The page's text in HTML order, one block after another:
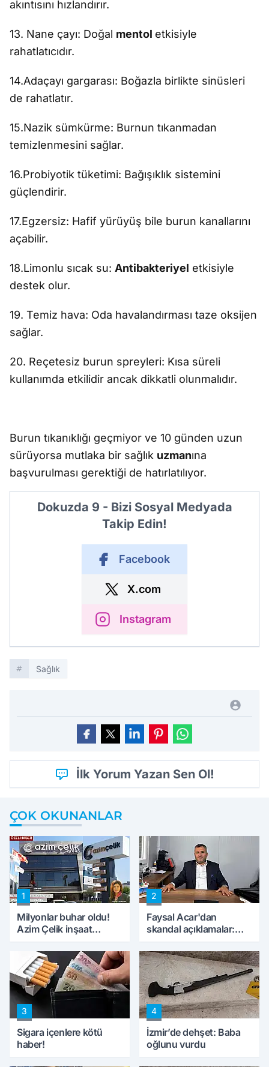
akıntısını hızlandırır.
13. Nane çayı: Doğal mentol etkisiyle
rahatlatıcıdır.
14.Adaçayı gargarası: Boğazla birlikte sinüsleri
de rahatlatır.
15.Nazik sümkürme: Burnun tıkanmadan
temizlenmesini sağlar.
16.Probiyotik tüketimi: Bağışıklık sistemini
güçlendirir.
17.Egzersiz: Hafif yürüyüş bile burun kanallarını
açabilir.
18.Limonlu sıcak su: Antibakteriyel etkisiyle
destek olur.
19. Temiz hava: Oda havalandırması taze oksijen
sağlar.
20. Reçetesiz burun spreyleri: Kısa süreli
kullanımda etkilidir ancak dikkatli olunmalıdır.
Burun tıkanıklığı geçmiyor ve 10 günden uzun
sürüyorsa mutlaka bir sağlık uzmanına
başvurulması gerektiği de hatırlatılıyor.
Dokuzda 9 - Bizi Sosyal Medyada
Takip Edin!
Facebook
X.com
Instagram
Sağlık
İlk Yorum Yazan Sen Ol!
ÇOK OKUNANLAR
1
Milyonlar buhar oldu!
Azim Çelik inşaat
konuştu
2
Faysal Acar'dan
skandal açıklamalar:
peynircilerimizi de
kıskaca aldı, müdahale
ettik'
3
Sigara içenlere kötü
haber!
4
İzmir’de dehşet: Baba
oğlunu vurdu